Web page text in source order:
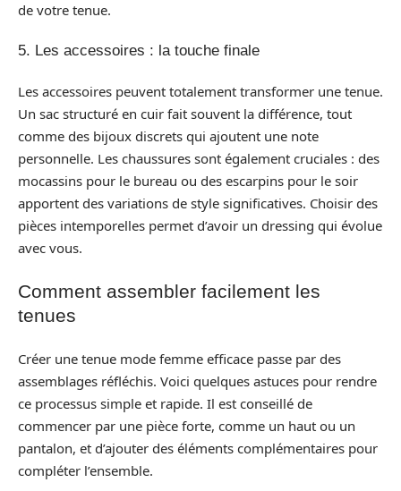
de votre tenue.
5. Les accessoires : la touche finale
Les accessoires peuvent totalement transformer une tenue.
Un sac structuré en cuir fait souvent la différence, tout
comme des bijoux discrets qui ajoutent une note
personnelle. Les chaussures sont également cruciales : des
mocassins pour le bureau ou des escarpins pour le soir
apportent des variations de style significatives. Choisir des
pièces intemporelles permet d’avoir un dressing qui évolue
avec vous.
Comment assembler facilement les
tenues
Créer une tenue mode femme efficace passe par des
assemblages réfléchis. Voici quelques astuces pour rendre
ce processus simple et rapide. Il est conseillé de
commencer par une pièce forte, comme un haut ou un
pantalon, et d’ajouter des éléments complémentaires pour
compléter l’ensemble.